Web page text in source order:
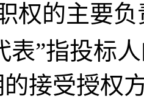
权的主要负
表”指投标
接受授权